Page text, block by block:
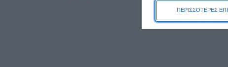
ΠΕΡΙΣΣΟΤΕΡΕΣ